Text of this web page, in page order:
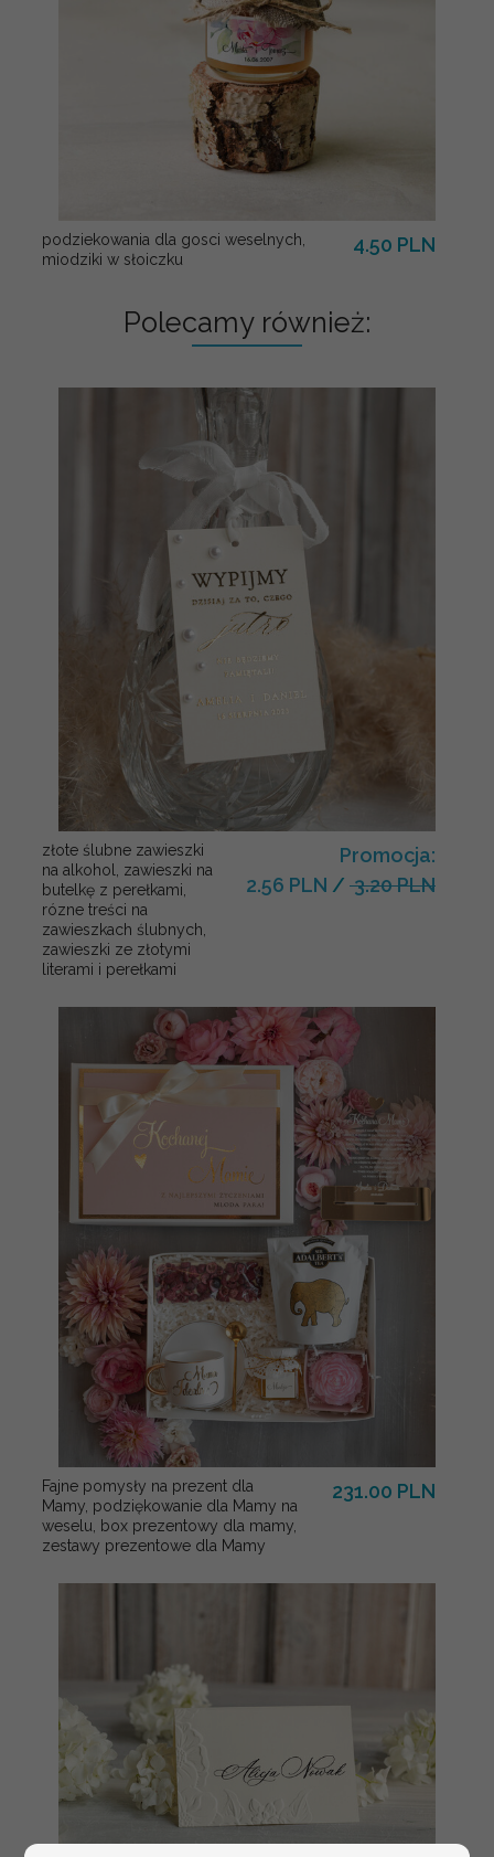
podziekowania dla gosci weselnych,
miodziki w słoiczku
4.50 PLN
Polecamy również:
złote ślubne zawieszki
na alkohol, zawieszki na
butelkę z perełkami,
rózne treści na
zawieszkach ślubnych,
zawieszki ze złotymi
literami i perełkami
Promocja:
2.56 PLN / 3.20 PLN
Fajne pomysły na prezent dla
Mamy, podziękowanie dla Mamy na
weselu, box prezentowy dla mamy,
zestawy prezentowe dla Mamy
231.00 PLN